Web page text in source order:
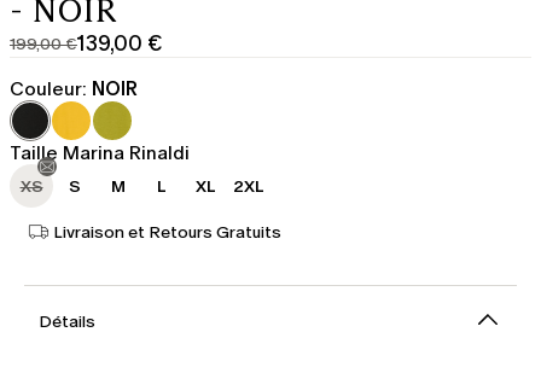
- NOIR
199,00 €
Prix
original
199,00
€
139,00 €
Prix
actuel
139,00
€
Couleur: NOIR
Taille Marina Rinaldi
XS S M L XL 2XL
Livraison et Retours Gratuits
Détails